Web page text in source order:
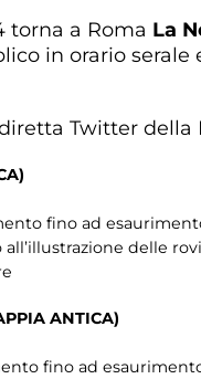
torna a Roma La
in orario serale
Twitter
fino ad
delle
ANTICA)
fino ad